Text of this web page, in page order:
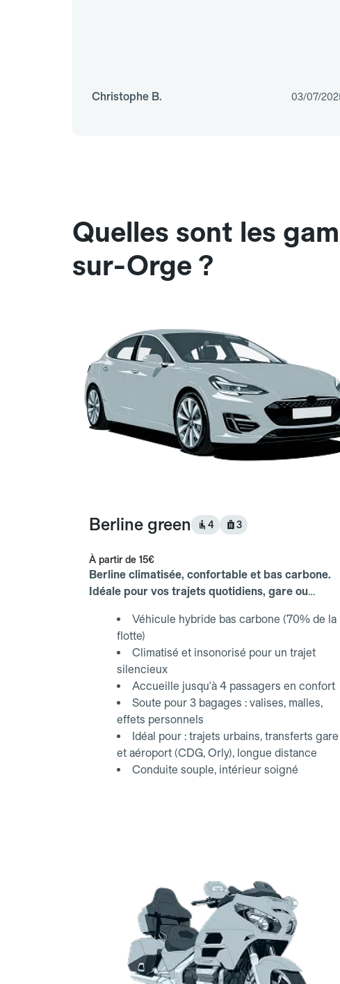
Christophe B. 03/07/
Quelles sont les
sur-Orge ?
Berline green 4 3
À partir de 15€
Berline climatisée, confortable et bas carbone.
Idéale pour vos trajets quotidiens, gare ou
Véhicule hybride bas carbone (70% de la
flotte)
Climatisé et insonorisé pour un trajet
silencieux
Accueille jusqu'à 4 passagers en confort
Soute pour 3 bagages : valises, malles,
effets personnels
Idéal pour : trajets urbains, transferts gare
et aéroport (CDG, Orly), longue distance
Conduite souple, intérieur soigné